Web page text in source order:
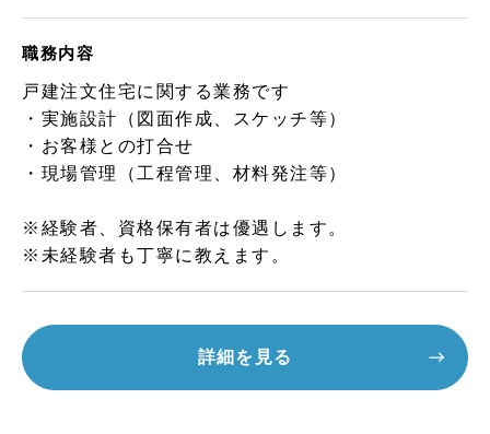
職務内容
戸建注文住宅に関する業務です
・実施設計（図面作成、スケッチ等）
・お客様との打合せ
・現場管理（工程管理、材料発注等）
※経験者、資格保有者は優遇します。
※未経験者も丁寧に教えます。
詳細を見る